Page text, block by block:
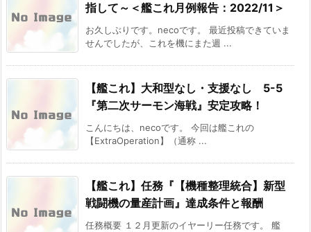
指して～＜艦これ月例報告：2022/11＞
お久しぶりです。necoです。 最近投稿できていま
せんでしたが、これを機にまた週 ...
【艦これ】大和型なし・支援なし 5-5
『第二次サーモン海戦』安定攻略！
こんにちは、necoです。 今回は艦これの
【ExtraOperation】（通称 ...
【艦これ】任務『【機種整理統合】新型
戦闘機の量産計画』達成条件と報酬
任務概要 １２月更新のイヤーリー任務です。 艦